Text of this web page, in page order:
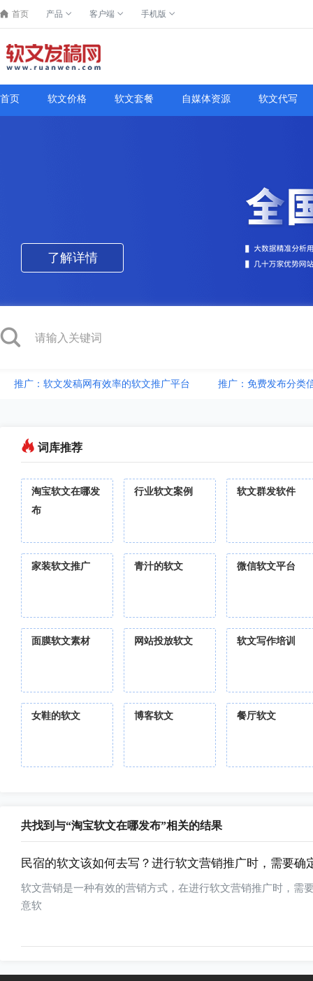
首页 产品 客户端 手机版
首页 软文价格 软文套餐 自媒体资源 软文代写
了解详情
推广：软文发稿网有效率的软文推广平台 推广：免费发布分类
词库推荐
淘宝软文在哪发
布
行业软文案例 软文群发软件
家装软文推广 青汁的软文 微信软文平台
面膜软文素材 网站投放软文 软文写作培训
女鞋的软文 博客软文 餐厅软文
共找到与“淘宝软文在哪发布”相关的结果
民宿的软文该如何去写？进行软文营销推广时，需要确
软文营销是一种有效的营销方式，在进行软文营销推广时，需
意软